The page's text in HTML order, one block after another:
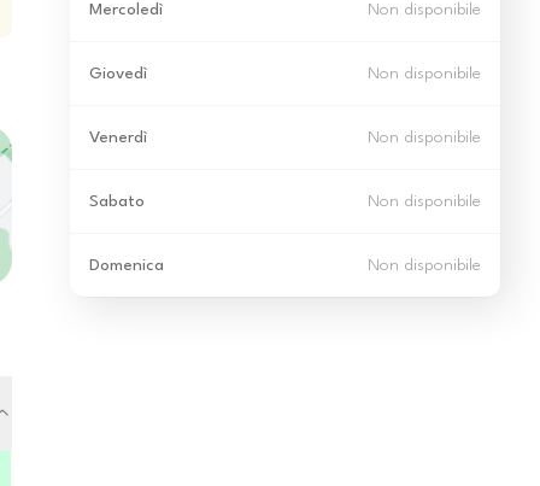
Mercoledì Non disponibile
Giovedì Non disponibile
Venerdì Non disponibile
Sabato Non disponibile
Domenica Non disponibile